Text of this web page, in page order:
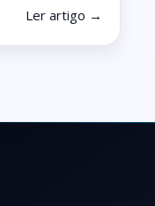
Ler artigo →